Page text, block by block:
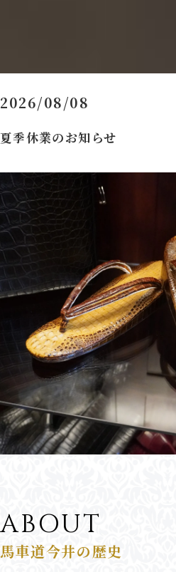
2026/08/08
夏季休業のお知らせ
ABOUT
馬車道今井の歴史